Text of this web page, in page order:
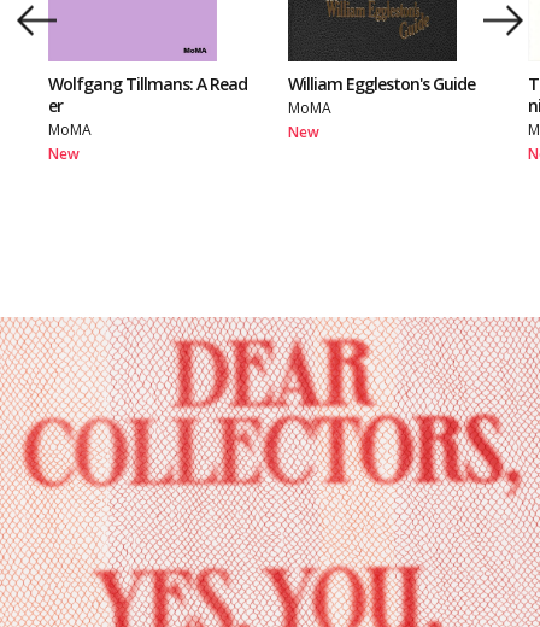
Wolfgang Tillmans: A Read
er
MoMA
New
William Eggleston's Guide
MoMA
New